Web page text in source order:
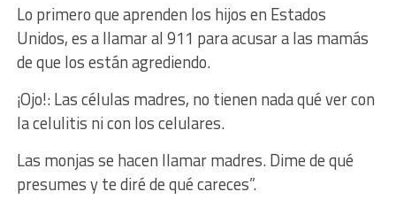
Lo primero que aprenden los hijos en Estados
Unidos, es a llamar al 911 para acusar a las mamás
de que los están agrediendo.
¡Ojo!: Las células madres, no tienen nada qué ver con
la celulitis ni con los celulares.
Las monjas se hacen llamar madres. Dime de qué
presumes y te diré de qué careces”.